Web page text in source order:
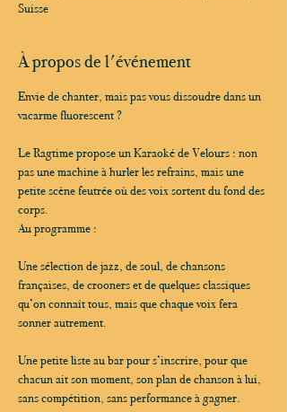
Suisse
À propos de l'événement
Envie de chanter, mais pas vous dissoudre dans un
vacarme fluorescent ?
Le Ragtime propose un Karaoké de Velours : non
pas une machine à hurler les refrains, mais une
petite scène feutrée où des voix sortent du fond des
corps.
Au programme :
Une sélection de jazz, de soul, de chansons
françaises, de crooners et de quelques classiques
qu’on connaît tous, mais que chaque voix fera
sonner autrement.
Une petite liste au bar pour s’inscrire, pour que
chacun ait son moment, son plan de chanson à lui,
sans compétition, sans performance à gagner.